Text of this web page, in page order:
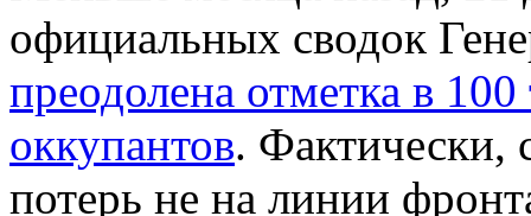
официальных сводок
преодолена отметка в
оккупантов. Фактически,
потерь не на линии